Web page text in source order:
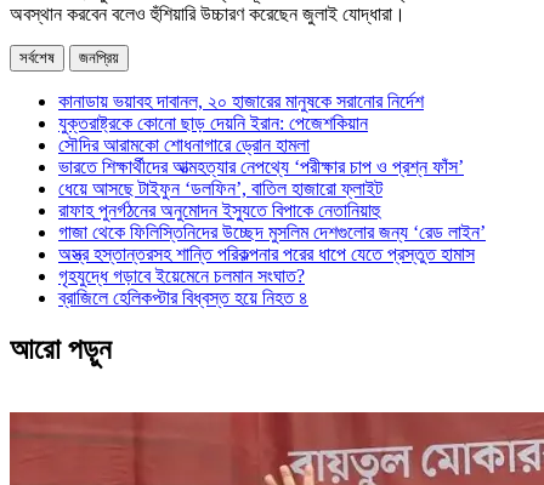
অবস্থান করবেন বলেও হুঁশিয়ারি উচ্চারণ করেছেন জুলাই যোদ্ধারা।
সর্বশেষ জনপ্রিয়
কানাডায় ভয়াবহ দাবানল, ২০ হাজারের মানুষকে সরানোর নির্দেশ
যুক্তরাষ্ট্রকে কোনো ছাড় দেয়নি ইরান: পেজেশকিয়ান
সৌদির আরামকো শোধনাগারে ড্রোন হামলা
ভারতে শিক্ষার্থীদের আত্মহত্যার নেপথ্যে ‘পরীক্ষার চাপ ও প্রশ্ন ফাঁস’
ধেয়ে আসছে টাইফুন ‘ডলফিন’, বাতিল হাজারো ফ্লাইট
রাফাহ পুনর্গঠনের অনুমোদন ইস্যুতে বিপাকে নেতানিয়াহু
গাজা থেকে ফিলিস্তিনিদের উচ্ছেদ মুসলিম দেশগুলোর জন্য ‘রেড লাইন’
অস্ত্র হস্তান্তরসহ শান্তি পরিকল্পনার পরের ধাপে যেতে প্রস্তুত হামাস
গৃহযুদ্ধে গড়াবে ইয়েমেনে চলমান সংঘাত?
ব্রাজিলে হেলিকপ্টার বিধ্বস্ত হয়ে নিহত ৪
আরো পড়ুন